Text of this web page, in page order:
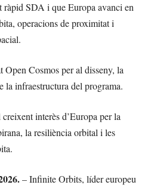
ràpid SDA i que Europa avanci en
operacions de proximitat i
Cosmos per al disseny, la
la infraestructura del programa.
interès d’Europa per la
la resiliència orbital i les
– Infinite Orbits, líder europeu